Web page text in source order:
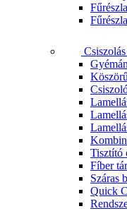
Tisztító
Fíber
Száras
Quick